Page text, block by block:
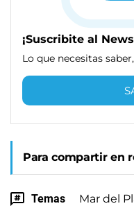
¡Suscribite al
Lo que necesitas
Para compartir en
Temas Mar del